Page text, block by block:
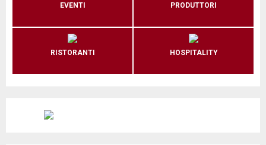
EVENTI PRODUTTORI
RISTORANTI HOSPITALITY